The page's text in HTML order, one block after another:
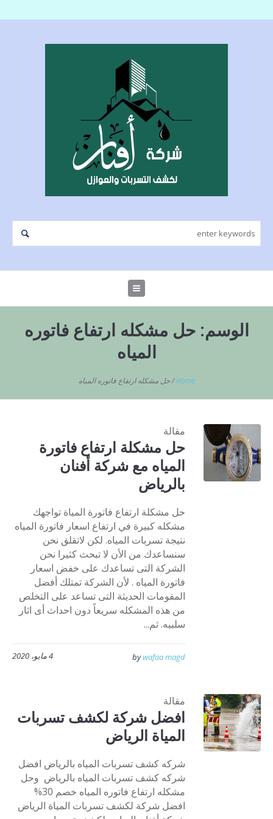
الوسم:حل مشكله ارتفاع فاتوره
المياه
Home
/حل مشكله ارتفاع فاتوره المياه
مقالة
حل مشكلة ارتفاع فاتورة
المياه مع شركة أفنان
بالرياض
حل مشكلة ارتفاع فاتورة المياة تواجهك
مشكله كبيرة في ارتفاع اسعار فاتورة المياه
نتيجة تسربات المياه. لكن لاتقلق نحن
سنساعدك من الأن لا تبحث كثيرا نحن
الشركة التى تساعدك على خفض اسعار
فاتورة المياه . لأن الشركة تمتلك أفضل
المقومات الحديثة التى تساعد على التخلص
من هذه المشكله سريعاً دون احداث أى اثار
سلبيه. ثم...
4 مايو، 2020 bywafaa magd
مقالة
افضل شركة لكشف تسربات
المياة الرياض
شركه كشف تسربات المياه بالرياض افضل
شركه كشف تسربات المياه بالرياض وحل
مشكله ارتفاع فاتوره المياه خصم 30%
افضل شركة لكشف تسربات المياة الرياض